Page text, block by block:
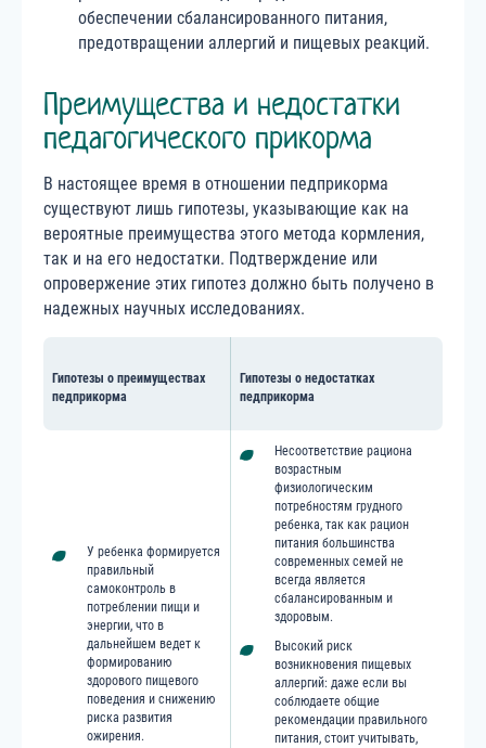
обеспечении сбалансированного питания,
предотвращении аллергий и пищевых реакций.
Преимущества и недостатки
педагогического прикорма
В настоящее время в отношении педприкорма
существуют лишь гипотезы, указывающие как на
вероятные преимущества этого метода кормления,
так и на его недостатки. Подтверждение или
опровержение этих гипотез должно быть получено в
надежных научных исследованиях.
Гипотезы о преимуществах
педприкорма
Гипотезы о недостатках
педприкорма
У ребенка формируется
правильный
самоконтроль в
потреблении пищи и
энергии, что в
дальнейшем ведет к
формированию
здорового пищевого
поведения и снижению
риска развития
ожирения.
Несоответствие рациона
возрастным
физиологическим
потребностям грудного
ребенка, так как рацион
питания большинства
современных семей не
всегда является
сбалансированным и
здоровым.
Высокий риск
возникновения пищевых
аллергий: даже если вы
соблюдаете общие
рекомендации правильного
питания, стоит учитывать,